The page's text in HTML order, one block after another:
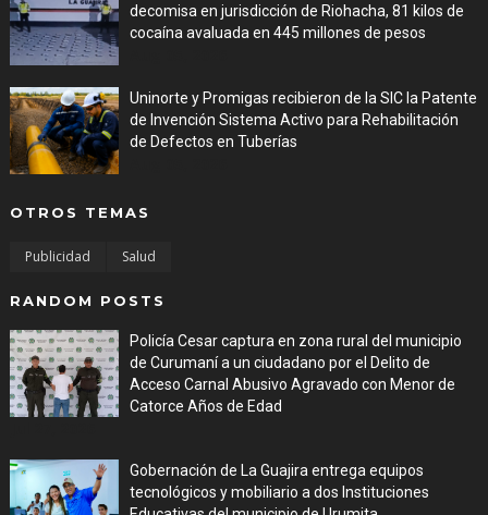
decomisa en jurisdicción de Riohacha, 81 kilos de
cocaína avaluada en 445 millones de pesos
Uninorte y Promigas recibieron de la SIC la Patente
de Invención Sistema Activo para Rehabilitación
de Defectos en Tuberías
OTROS TEMAS
Publicidad Salud
RANDOM POSTS
Policía Cesar captura en zona rural del municipio
de Curumaní a un ciudadano por el Delito de
Acceso Carnal Abusivo Agravado con Menor de
Catorce Años de Edad
Gobernación de La Guajira entrega equipos
tecnológicos y mobiliario a dos Instituciones